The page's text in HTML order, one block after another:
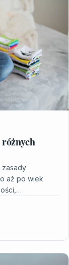
zasady
aż po wiek